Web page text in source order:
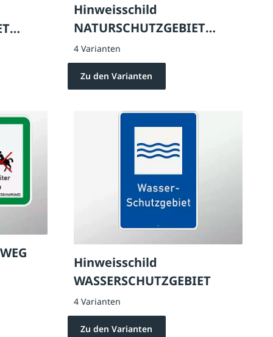
Hinweisschild
NATURSCHUTZGEBIET
DREIECKIG
4 Varianten
Zu den Varianten
Hinweisschild
WASSERSCHUTZGEBIET
4 Varianten
Zu den Varianten